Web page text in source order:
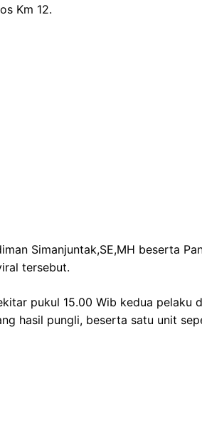
Km 12.
Simanjuntak,SE,MH beserta
tersebut.
pukul 15.00 Wib kedua pelaku
hasil pungli, beserta satu unit